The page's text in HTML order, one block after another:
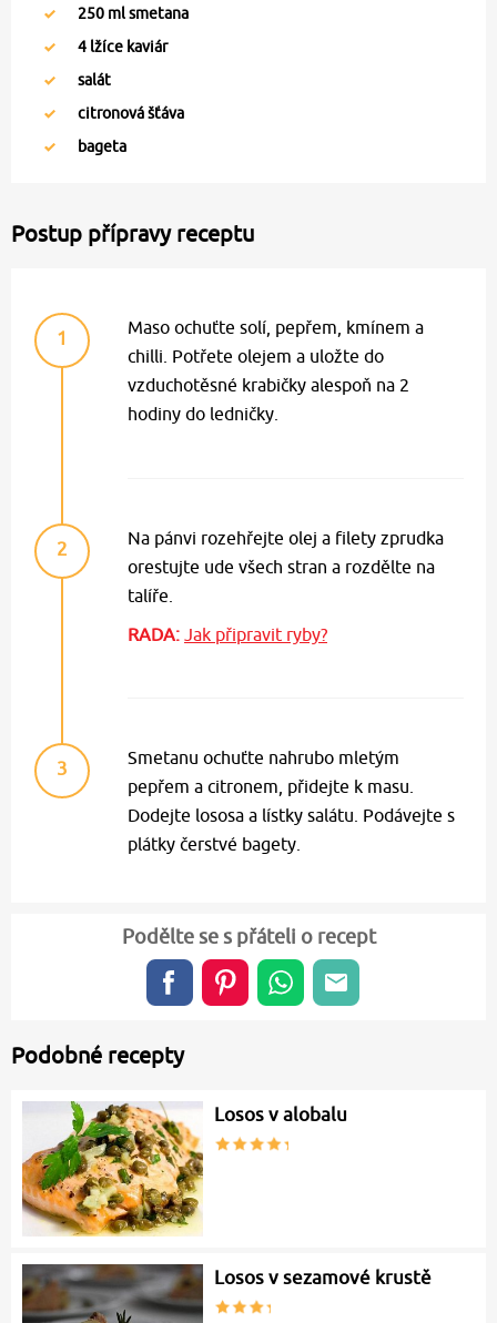
250 ml smetana
4 lžíce kaviár
salát
citronová šťáva
bageta
Postup přípravy receptu
1
Maso ochuťte solí, pepřem, kmínem a
chilli. Potřete olejem a uložte do
vzduchotěsné krabičky alespoň na 2
hodiny do ledničky.
2
Na pánvi rozehřejte olej a filety zprudka
orestujte ude všech stran a rozdělte na
talíře.
RADA: Jak připravit ryby?
3
Smetanu ochuťte nahrubo mletým
pepřem a citronem, přidejte k masu.
Dodejte lososa a lístky salátu. Podávejte s
plátky čerstvé bagety.
Podělte se s přáteli o recept
Podobné recepty
Losos v alobalu
Losos v sezamové krustě